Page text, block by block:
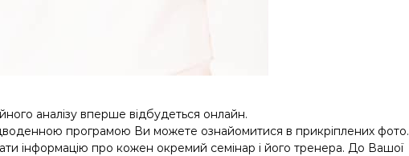
аналізу вперше відбудеться онлайн.
програмою Ви можете ознайомитися в прикріплених фото.
інформацію про кожен окремий семінар і його тренера. До Вашої